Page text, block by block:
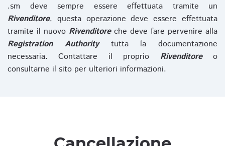
.sm deve sempre essere effettuata tramite un
Rivenditore, questa operazione deve essere effettuata
tramite il nuovo Rivenditoreche deve fare pervenire alla
Registration Authoritytutta la documentazione
necessaria. Contattare il proprio Rivenditoreo
consultarne il sito per ulteriori informazioni.